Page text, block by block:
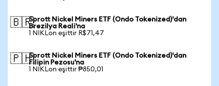
🇧🇷Sprott Nickel Miners ETF (Ondo Tokenized)'dan
Brezilya Reali'na
1 NIKLon eşittir R$71,47
🇵🇭Sprott Nickel Miners ETF (Ondo Tokenized)'dan
Filipin Pezosu'na
1 NIKLon eşittir ₱850,01